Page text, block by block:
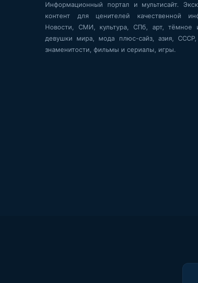
Информационный портал и мультисайт.
контент для ценителей качественной
Новости, СМИ, культура, СПб, арт, тёмное
девушки мира, мода плюс-сайз, азия,
знаменитости, фильмы и сериалы, игры.